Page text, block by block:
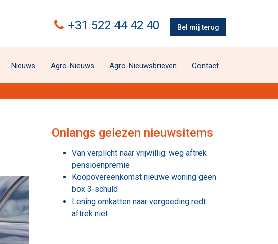
+31 522 44 42 40 Bel mij terug
Nieuws Agro-Nieuws Agro-Nieuwsbrieven Contact
Onlangs gelezen nieuwsitems
Van verplicht naar vrijwillig: weg aftrek
pensioenpremie
Koopovereenkomst nieuwe woning geen
box 3-schuld
Lening omkatten naar vergoeding redt
aftrek niet